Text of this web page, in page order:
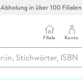
Abholung in über 100 Filialen
Filiale Konto